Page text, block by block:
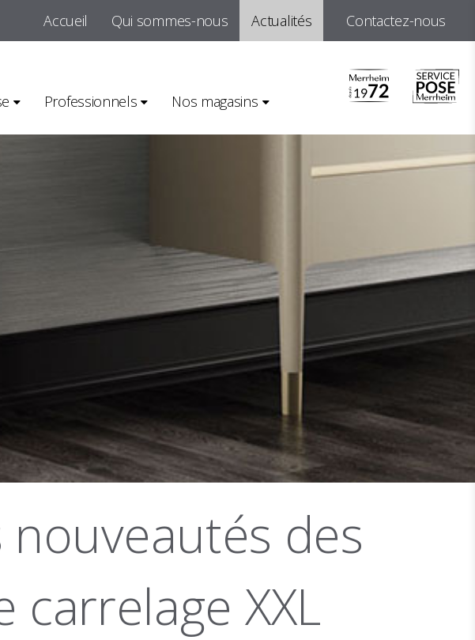
Accueil Qui sommes-nous Actualités Contactez-nous
Professionnels Nos magasins
nouveautés des
XXL